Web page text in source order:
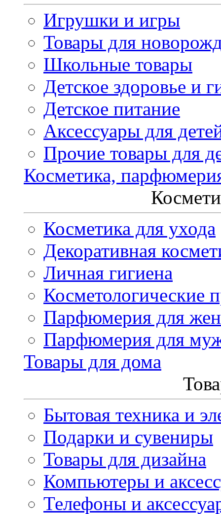
Игрушки и игры
Товары для
Школьные товары
Детское здоровье и
Детское питание
Аксессуары для
Прочие товары для
Косметика,
Косметика для ухода
Декоративная
Личная гигиена
Косметологические
Парфюмерия для
Парфюмерия для
Товары для дома
Бытовая техника и
Подарки и сувениры
Товары для дизайна
Компьютеры и
Телефоны и